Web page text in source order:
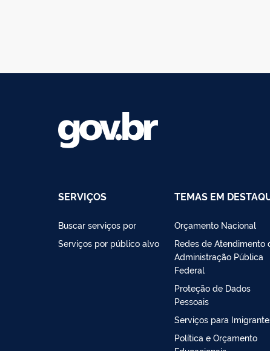
SERVIÇOS
Buscar serviços por
Serviços por público alvo
TEMAS EM
Orçamento Nacional
Redes de Atendimento
Administração Pública
Federal
Proteção de Dados
Pessoais
Serviços para
Política e Orçamento